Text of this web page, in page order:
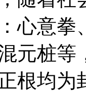
心意拳
元桩等
根均为